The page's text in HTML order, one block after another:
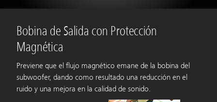
Bobina de Salida con Protección
Magnética
Previene que el flujo magnético emane de la bobina del
subwoofer, dando como resultado una reducción en el
ruido y una mejora en la calidad de sonido.